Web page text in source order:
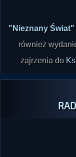
"Nieznany Świat"
również
zajrzenia do